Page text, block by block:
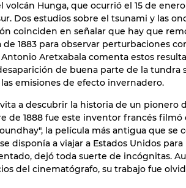
Hunga, que ocurrió el 15 de
Dos estudios sobre el tsunami y las
coinciden en señalar que hay que
1883 para observar perturbaciones
Aretxabala comenta estos
de buena parte de la tundra
emisiones de efecto invernadero.
a descubrir la historia de un pionero
de 1888 fue este inventor francés filmó
la película más antigua que se
disponía a viajar a Estados Unidos
dejó toda suerte de incógnitas.
del cinematógrafo, su trabajo fue